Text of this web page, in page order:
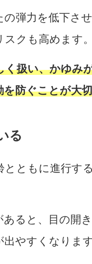
弾力を低下さ
スクも高めます
扱い、かゆみ
防ぐことが大切
る
とともに進行す
ると、目の開
出やすくなりま